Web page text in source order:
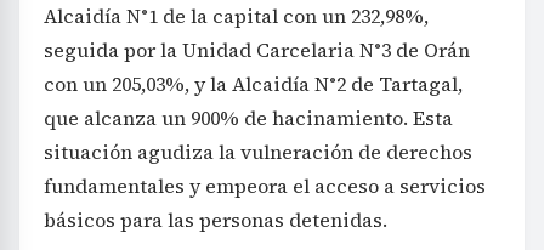
Alcaidía N°1 de la capital con un 232,98%,
seguida por la Unidad Carcelaria N°3 de Orán
con un 205,03%, y la Alcaidía N°2 de Tartagal,
que alcanza un 900% de hacinamiento. Esta
situación agudiza la vulneración de derechos
fundamentales y empeora el acceso a servicios
básicos para las personas detenidas.